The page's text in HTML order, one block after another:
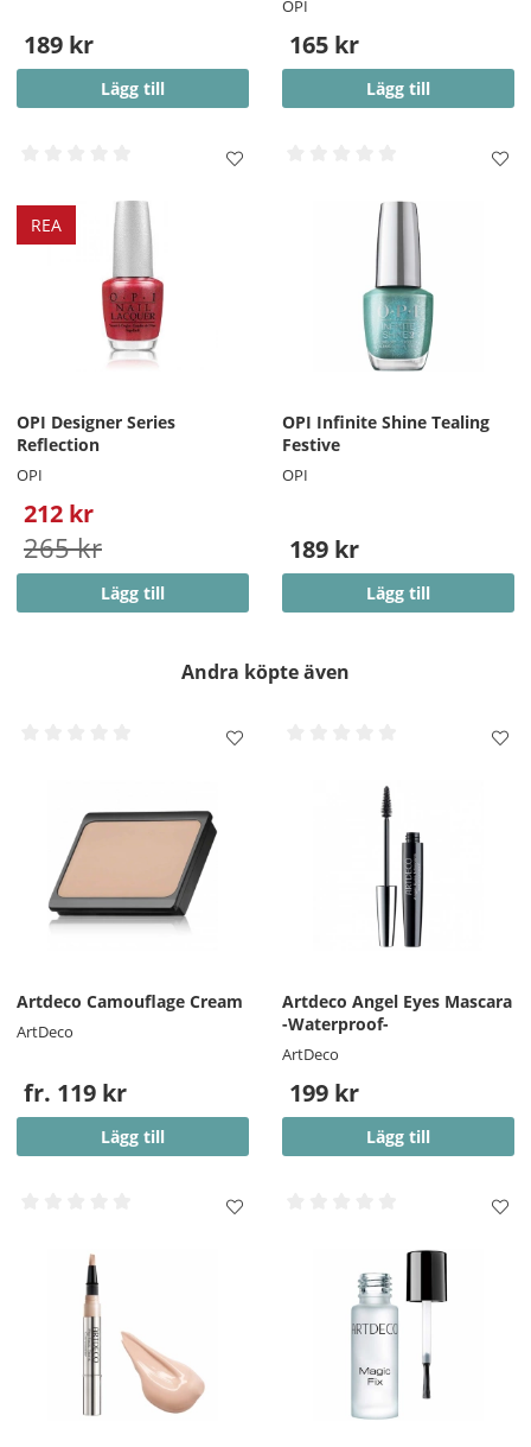
189 kr
Lägg till
OPI
165 kr
Lägg till
REA
OPI Designer Series
Reflection
OPI
212 kr
265 kr
Lägg till
OPI Infinite Shine Tealing
Festive
OPI
189 kr
Lägg till
Andra köpte även
Artdeco Camouflage Cream
ArtDeco
fr. 119 kr
Lägg till
Artdeco Angel Eyes Mascara
-Waterproof-
ArtDeco
199 kr
Lägg till